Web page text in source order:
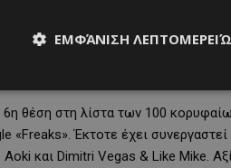
το Σάββατο, 4 Ιουλίου, με τον
μουσικής και με πολλαπλά
του στιλ και τον συνδυασμό
θέση στη λίστα των 100
«Freaks». Έκτοτε έχει
και Dimitri Vegas & Like Mike.
ΕΜΦΆΝΙΣΗ